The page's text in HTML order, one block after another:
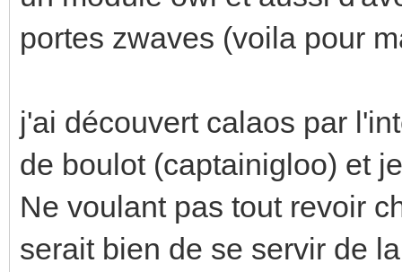
portes zwaves (voila pour
j'ai découvert calaos par
de boulot (captainigloo) et
Ne voulant pas tout revoir
serait bien de se servir de